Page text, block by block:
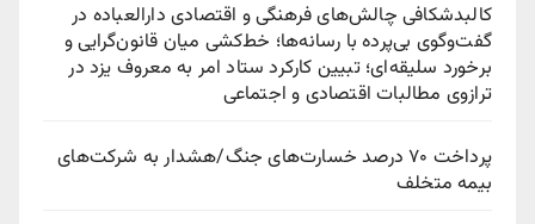
کالبدشکافی چالش‌های فرهنگی و اقتصادی دارالعباده در
گفت‌وگوی بی‌پرده با رسانه‌ها؛ خط‌کشی میان قانون‌گرایی و
برخورد سلیقه‌ای؛ تبیین کارکرد ستاد امر به معروف یزد در
ترازوی مطالبات اقتصادی و اجتماعی
پرداخت ۷۰ درصد خسارت‌های جنگ/هشدار به شرکت‌های
بیمه متخلف